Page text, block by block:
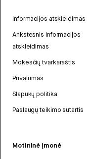
Informacijos atskleidimas
Ankstesnis informacijos
atskleidimas
Mokesčių tvarkaraštis
Privatumas
Slapukų politika
Paslaugų teikimo sutartis
Motininė įmonė